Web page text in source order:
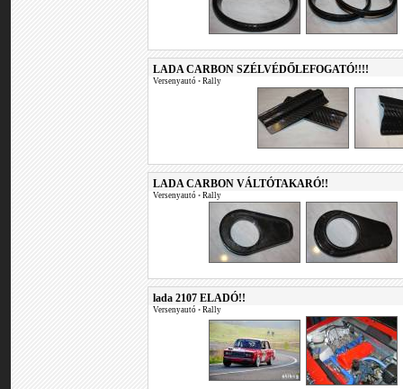
LADA CARBON SZÉLVÉDŐLEFOGATÓ!!!!
Versenyautó • Rally
LADA CARBON VÁLTÓTAKARÓ!!
Versenyautó • Rally
lada 2107 ELADÓ!!
Versenyautó • Rally